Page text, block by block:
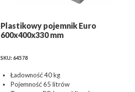
Plastikowy pojemnik Euro
600x400x330 mm
SKU: 64578
Ładowność 40 kg
Pojemność 65 litrów